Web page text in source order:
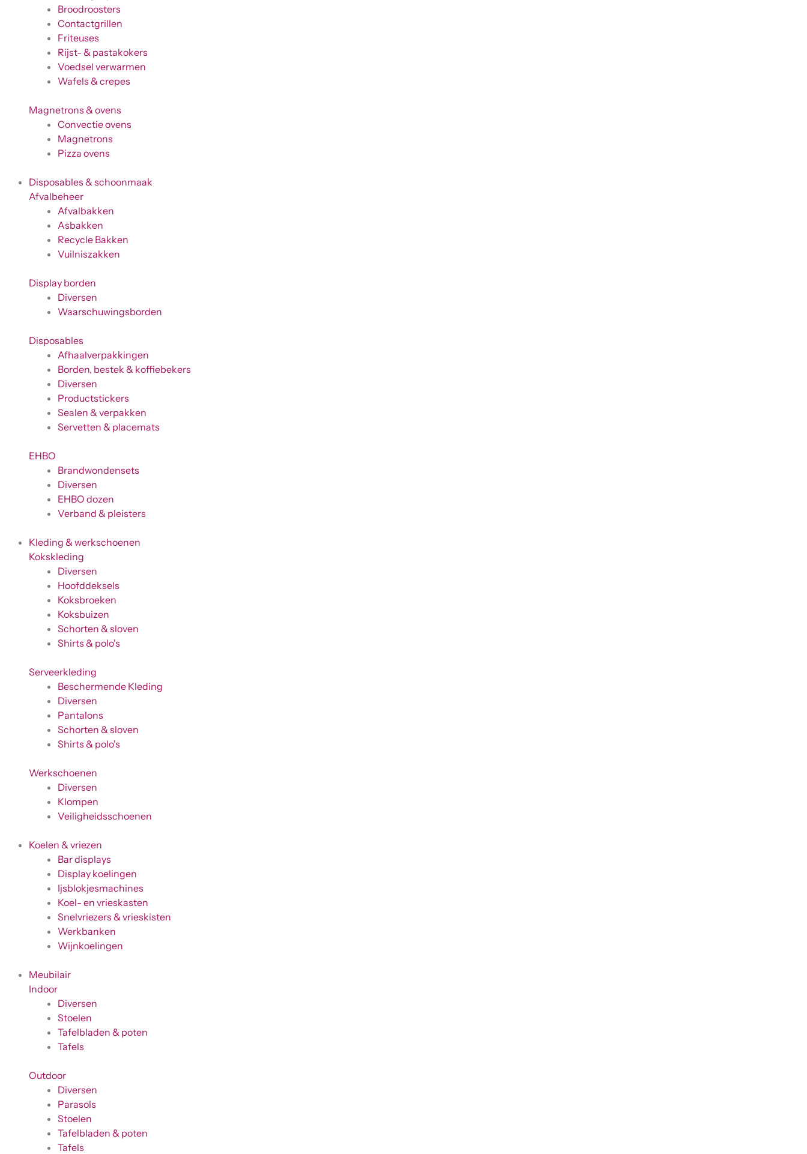
Broodroosters
Contactgrillen
Friteuses
Rijst- & pastakokers
Voedsel verwarmen
Wafels & crepes
Magnetrons & ovens
Convectie ovens
Magnetrons
Pizza ovens
Disposables & schoonmaak
Afvalbeheer
Afvalbakken
Asbakken
Recycle Bakken
Vuilniszakken
Display borden
Diversen
Waarschuwingsborden
Disposables
Afhaalverpakkingen
Borden, bestek & koffiebekers
Diversen
Productstickers
Sealen & verpakken
Servetten & placemats
EHBO
Brandwondensets
Diversen
EHBO dozen
Verband & pleisters
Kleding & werkschoenen
Kokskleding
Diversen
Hoofddeksels
Koksbroeken
Koksbuizen
Schorten & sloven
Shirts & polo's
Serveerkleding
Beschermende Kleding
Diversen
Pantalons
Schorten & sloven
Shirts & polo's
Werkschoenen
Diversen
Klompen
Veiligheidsschoenen
Koelen & vriezen
Bar displays
Display koelingen
Ijsblokjesmachines
Koel- en vrieskasten
Snelvriezers & vrieskisten
Werkbanken
Wijnkoelingen
Meubilair
Indoor
Diversen
Stoelen
Tafelbladen & poten
Tafels
Outdoor
Diversen
Parasols
Stoelen
Tafelbladen & poten
Tafels